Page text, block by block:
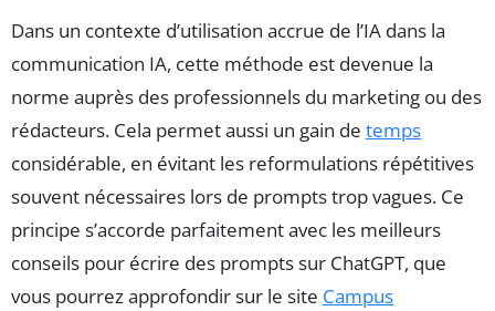
Dans un contexte d’utilisation accrue de l’IA dans la
communication IA, cette méthode est devenue la
norme auprès des professionnels du marketing ou des
rédacteurs. Cela permet aussi un gain de temps
considérable, en évitant les reformulations répétitives
souvent nécessaires lors de prompts trop vagues. Ce
principe s’accorde parfaitement avec les meilleurs
conseils pour écrire des prompts sur ChatGPT, que
vous pourrez approfondir sur le site Campus